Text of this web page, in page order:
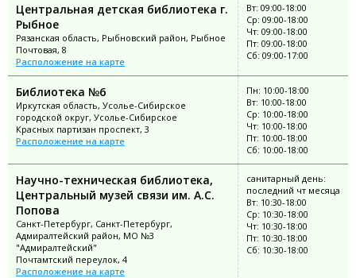
Центральная детская библиотека г.
Рыбное
Рязанская область, Рыбновский район, Рыбное
Почтовая, 8
Расположение на карте
Вт: 09:00-18:00
Ср: 09:00-18:00
Чт: 09:00-18:00
Пт: 09:00-18:00
Сб: 09:00-17:00
Библиотека №6
Иркутская область, Усолье-Сибирское
городской округ, Усолье-Сибирское
Красных партизан проспект, 3
Расположение на карте
Пн: 10:00-18:00
Вт: 10:00-18:00
Ср: 10:00-18:00
Чт: 10:00-18:00
Пт: 10:00-18:00
Сб: 10:00-18:00
Научно-техническая библиотека,
Центральный музей связи им. А.С.
Попова
Санкт-Петербург, Санкт-Петербург,
Адмиралтейский район, МО №3
"Адмиралтейский"
Почтамтский переулок, 4
Расположение на карте
санитарный день:
последний чт месяца
Вт: 10:30-18:00
Ср: 10:30-18:00
Чт: 10:30-18:00
Пт: 10:30-18:00
Сб: 10:30-18:00